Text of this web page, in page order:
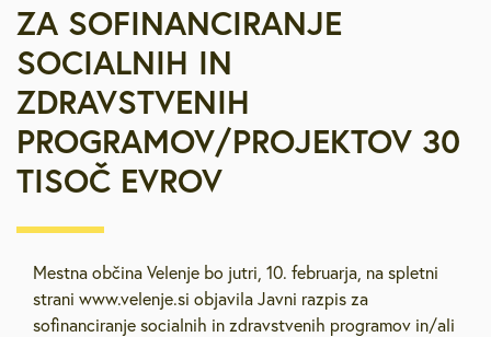
ZA SOFINANCIRANJE
SOCIALNIH IN
ZDRAVSTVENIH
PROGRAMOV/PROJEKTOV 30
TISOČ EVROV
Mestna občina Velenje bo jutri, 10. februarja, na spletni
strani www.velenje.si objavila Javni razpis za
sofinanciranje socialnih in zdravstvenih programov in/ali